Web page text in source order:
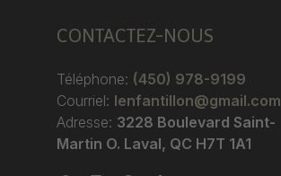
CONTACTEZ-NOUS
Téléphone: (450) 978-9199
Courriel: lenfantillon@gmail.com
Adresse: 3228 Boulevard Saint-
Martin O. Laval, QC H7T 1A1